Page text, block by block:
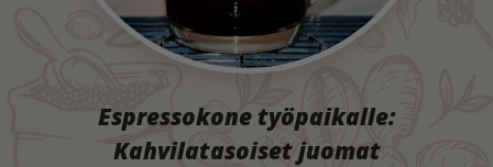
Espressokone työpaikalle:
Kahvilatasoiset juomat